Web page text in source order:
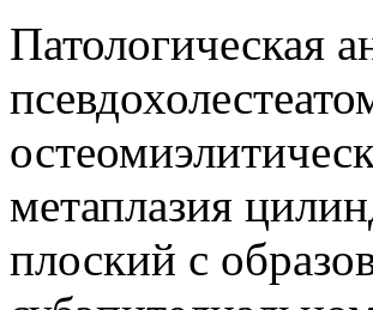
Патологическая
метаплазия
плоский с